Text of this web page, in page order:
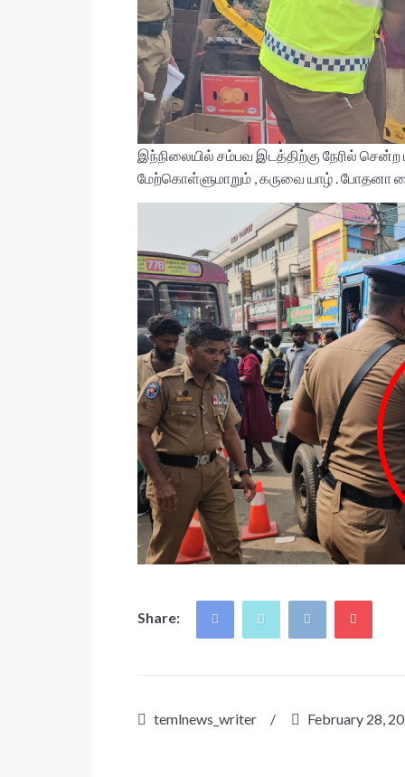
இந்நிலையில் சம்பவ இடத்திற்கு நேரில்
மேற்கொள்ளுமாறும் , கருவை யாழ் . போதனா
Share:
temlnews_writer / February 28,